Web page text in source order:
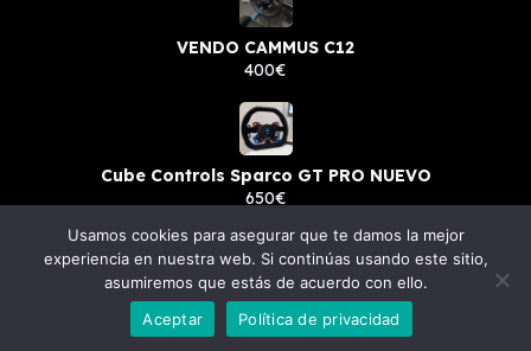
VENDO CAMMUS C12
400€
Cube Controls Sparco GT PRO NUEVO
650€
© 2023 simsale.es - Todos los derechos reservados.
Usamos cookies para asegurar que te damos la mejor
experiencia en nuestra web. Si continúas usando este sitio,
asumiremos que estás de acuerdo con ello.
Aceptar
Política de privacidad